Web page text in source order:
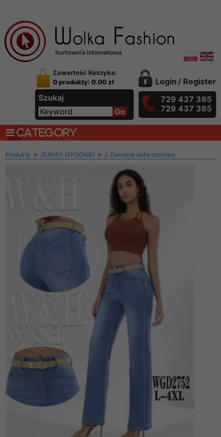
Zawartość Koszyka:
0 produkty: 0.00 zł
Szukaj
Login / Register
729 437 385
729 437 385
CATEGORY
Produkty > JEANSY (SPODNIE) > J. Damskie duże rozmiary